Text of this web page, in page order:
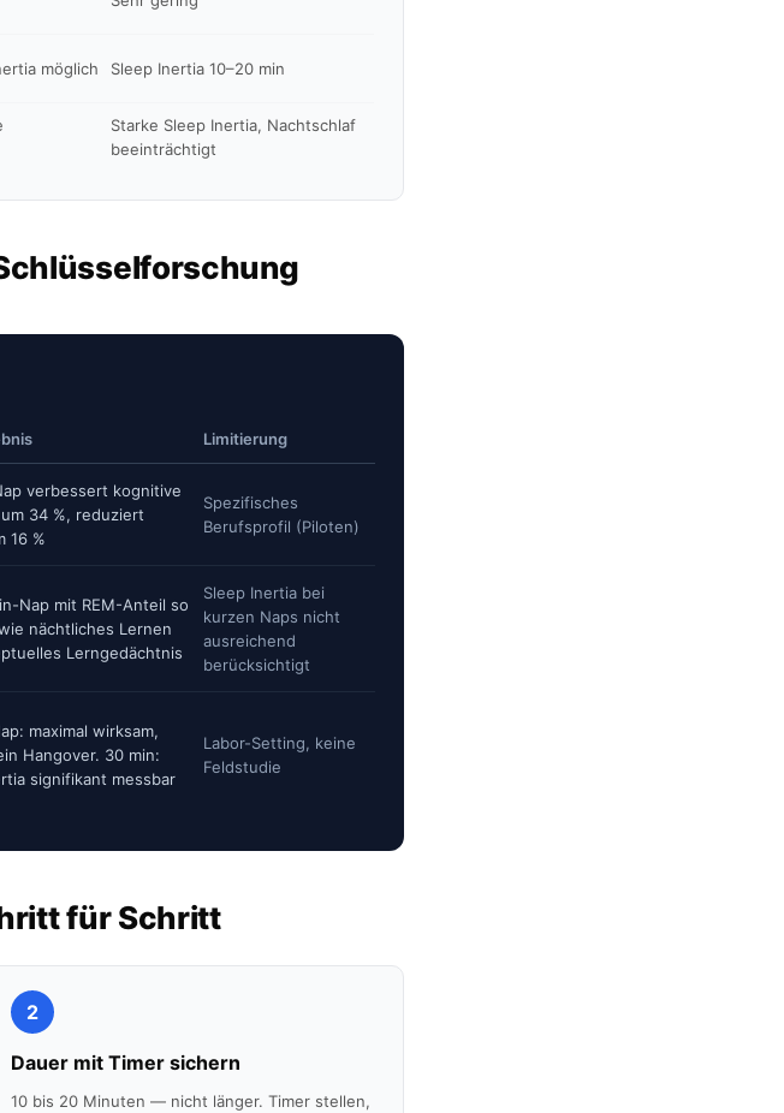
möglich Sleep Inertia 10–20 min
Starke Sleep Inertia, Nachtschlaf
beeinträchtigt
Limitierung
verbessert kognitive
34 %, reduziert
16 %
Spezifisches
Berufsprofil (Piloten)
Nap mit REM-Anteil so
nächtliches Lernen
Lerngedächtnis
Sleep Inertia bei
kurzen Naps nicht
ausreichend
berücksichtigt
maximal wirksam,
Hangover. 30 min:
signifikant messbar
Labor-Setting, keine
Feldstudie
für Schritt
2
Dauer mit Timer sichern
10 bis 20 Minuten — nicht länger. Timer stellen,